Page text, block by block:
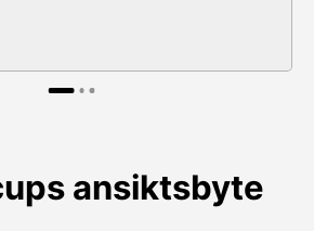
ansiktsbyte